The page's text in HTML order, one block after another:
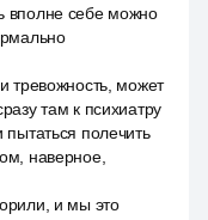
вполне себе можно
тревожность, может
там к психиатру
пытаться полечить
наверное,
и мы это